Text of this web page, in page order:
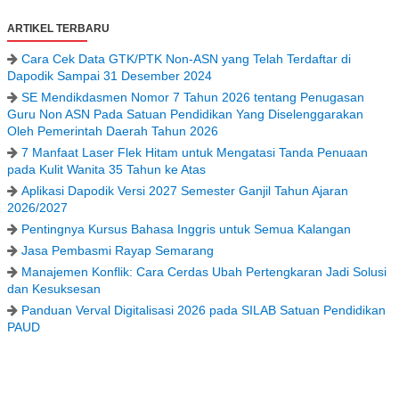
ARTIKEL TERBARU
Cara Cek Data GTK/PTK Non-ASN yang Telah Terdaftar di
Dapodik Sampai 31 Desember 2024
SE Mendikdasmen Nomor 7 Tahun 2026 tentang Penugasan
Guru Non ASN Pada Satuan Pendidikan Yang Diselenggarakan
Oleh Pemerintah Daerah Tahun 2026
7 Manfaat Laser Flek Hitam untuk Mengatasi Tanda Penuaan
pada Kulit Wanita 35 Tahun ke Atas
Aplikasi Dapodik Versi 2027 Semester Ganjil Tahun Ajaran
2026/2027
Pentingnya Kursus Bahasa Inggris untuk Semua Kalangan
Jasa Pembasmi Rayap Semarang
Manajemen Konflik: Cara Cerdas Ubah Pertengkaran Jadi Solusi
dan Kesuksesan
Panduan Verval Digitalisasi 2026 pada SILAB Satuan Pendidikan
PAUD